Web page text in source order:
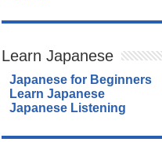
Learn Japanese
Japanese for Beginners
Learn Japanese
Japanese Listening